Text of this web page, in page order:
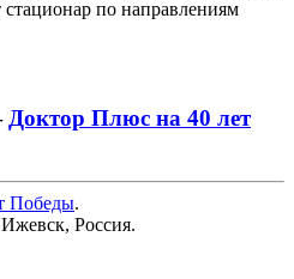
по направлениям
Доктор Плюс на 40 лет
Победы.
Ижевск, Россия.